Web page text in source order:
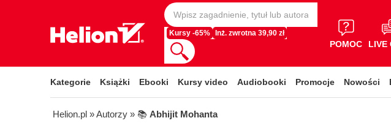
Kursy -65% Inż. zwrotna 39,90 zł
POMOC LIVE
Kategorie Książki Ebooki Kursy video Audiobooki Promocje Nowości
Helion.pl » Autorzy » 📚 Abhijit Mohanta